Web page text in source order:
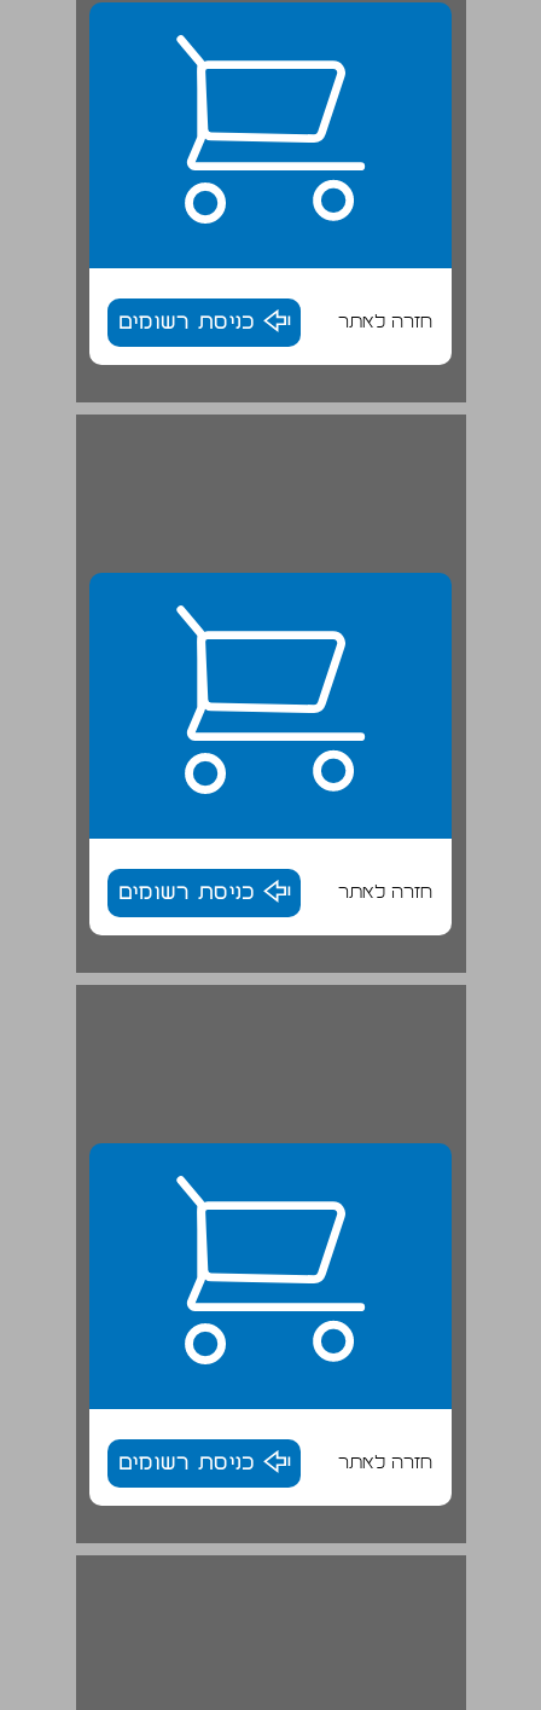
חזרה לאתר כניסת רשומים
חזרה לאתר כניסת רשומים
חזרה לאתר כניסת רשומים
פרק ג': גדודי עבודה ו"גדוד העבודה" ... 28